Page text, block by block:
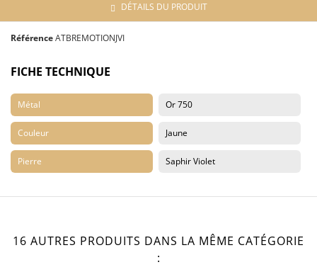
DÉTAILS DU PRODUIT
RéférenceATBREMOTIONJVI
FICHE TECHNIQUE
Métal Or 750
Couleur Jaune
Pierre Saphir Violet
16 AUTRES PRODUITS DANS LA MÊME CATÉGORIE
: